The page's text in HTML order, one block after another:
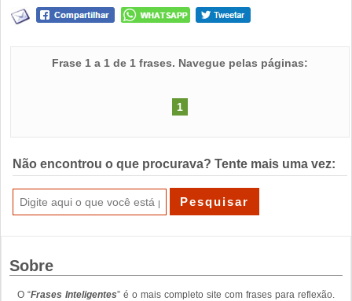
Frase 1 a 1 de 1 frases. Navegue pelas páginas:
1
Não encontrou o que procurava? Tente mais uma vez:
Sobre
O “Frases Inteligentes” é o mais completo site com frases para reflexão.